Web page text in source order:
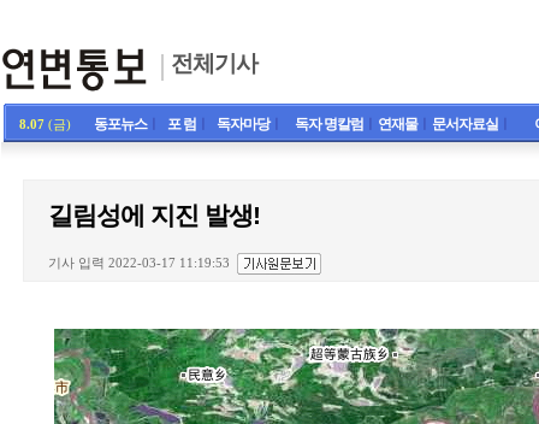
전체기사
8.07 (금) 동포뉴스ㅣ 포 럼 독자마당ㅣ 독자 명칼럼 연재물ㅣ 문서자료실
길림성에 지진 발생!
기사 입력 2022-03-17 11:19:53